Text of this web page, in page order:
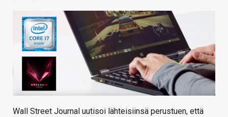
VAIHDA TEEMA
HAKU
Wall Street Journal uutisoi lähteisiinsä perustuen, että